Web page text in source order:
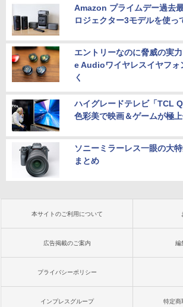
Amazon プライムデー過去
ロジェクター3モデルを使っ
エントリーなのに脅威の実
e Audioワイヤレスイヤフォ
く
ハイグレードテレビ「TCL
色彩美で映画＆ゲームが極
ソニーミラーレス一眼の大
まとめ
本サイトのご利用について
広告掲載のご案内 編
プライバシーポリシー
インプレスグループ 特定商